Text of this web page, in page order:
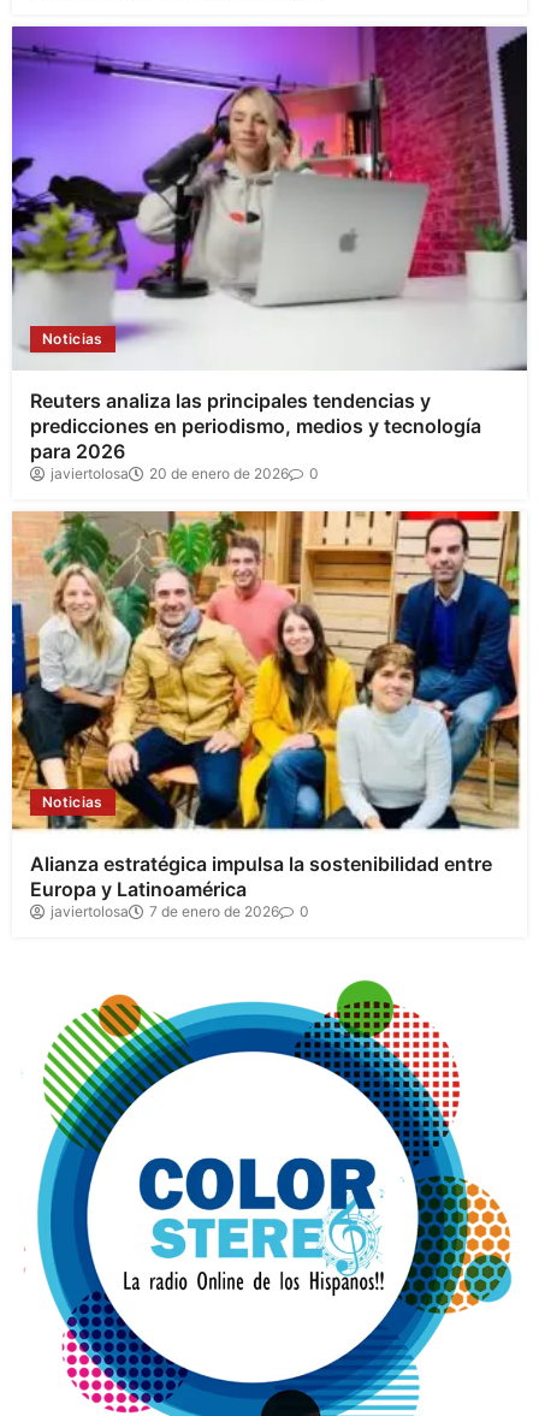
Noticias
Reuters analiza las principales tendencias y
predicciones en periodismo, medios y tecnología
para 2026
javiertolosa 20 de enero de 2026 0
Noticias
Alianza estratégica impulsa la sostenibilidad entre
Europa y Latinoamérica
javiertolosa 7 de enero de 2026 0